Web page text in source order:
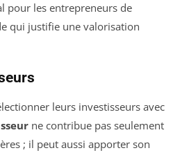
pour les entrepreneurs de
qui justifie une valorisation
leurs investisseurs avec
ne contribue pas seulement
; il peut aussi apporter son